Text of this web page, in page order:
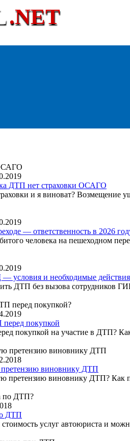
.NET
ДТП нет страховки ОСАГО
и я виноват? Возмещение
— ответственность в 2026
человека на пешеходном
условия и необходимые действия
ДТП без вызова сотрудников
перед покупкой
покупкой на участие в ДТП?
претензию виновнику ДТП
претензию виновнику ДТП? Как
ДТП
услуг автоюриста и